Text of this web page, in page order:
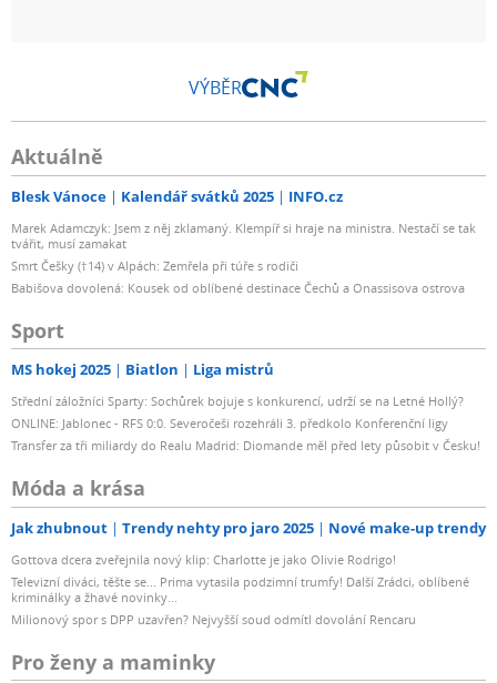
VÝBĚR
Aktuálně
Blesk Vánoce Kalendář svátků 2025 INFO.cz
Marek Adamczyk: Jsem z něj zklamaný. Klempíř si hraje na ministra. Nestačí se tak
tvářit, musí zamakat
Smrt Češky (†14) v Alpách: Zemřela při túře s rodiči
Babišova dovolená: Kousek od oblíbené destinace Čechů a Onassisova ostrova
Sport
MS hokej 2025 Biatlon Liga mistrů
Střední záložníci Sparty: Sochůrek bojuje s konkurencí, udrží se na Letné Hollý?
ONLINE: Jablonec - RFS 0:0. Severočeši rozehráli 3. předkolo Konferenční ligy
Transfer za tři miliardy do Realu Madrid: Diomande měl před lety působit v Česku!
Móda a krása
Jak zhubnout Trendy nehty pro jaro 2025 Nové make-up trendy
Gottova dcera zveřejnila nový klip: Charlotte je jako Olivie Rodrigo!
Televizní diváci, těšte se... Prima vytasila podzimní trumfy! Další Zrádci, oblíbené
kriminálky a žhavé novinky...
Milionový spor s DPP uzavřen? Nejvyšší soud odmítl dovolání Rencaru
Pro ženy a maminky